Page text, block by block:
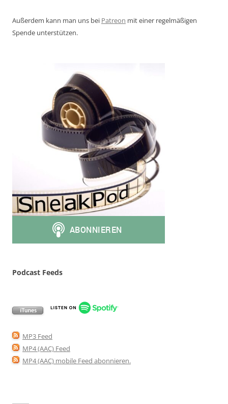
Außerdem kann man uns bei Patreon mit einer regelmäßigen
Spende unterstützen.
Podcast Feeds
MP3 Feed
MP4 (AAC) Feed
MP4 (AAC) mobile Feed abonnieren.